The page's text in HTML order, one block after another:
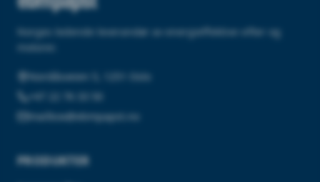
Norges ledende leverandør av energieffektive vifter og
motorer.
Nordåsveien 5, 1251 Oslo
+47 22 76 33 50
mailbox@ebmpapst.no
PRODUKTER